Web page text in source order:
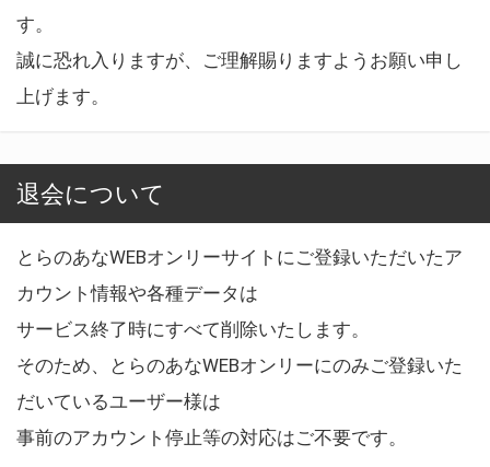
す。
誠に恐れ入りますが、ご理解賜りますようお願い申し
上げます。
退会について
とらのあなWEBオンリーサイトにご登録いただいたア
カウント情報や各種データは
サービス終了時にすべて削除いたします。
そのため、とらのあなWEBオンリーにのみご登録いた
だいているユーザー様は
事前のアカウント停止等の対応はご不要です。